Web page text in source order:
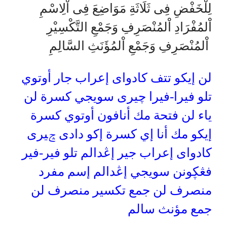
لِلْخَفْضِ فِى ثَلَاثَةِ مَوَاضِعَ فِى اْلِاسْمِ
اْلمُفْرَادِ اْلمُنْصَرِفِ وَجَمْعِ التَّكْسِيْرِ
لن إيكو تتف كادواى إعراب جار أوتوي
تلو فيرا-فيرا چيرى سويجي كسرة لن
ياء لن فتحة مك أنافون أوتوي كسرة
إيكو مك أنا إي كسرة إكو دادى ݘيرى
كادواى إعراب جير إڠدالم تلو فير-فير
فڠڮونن سويجي إڠدالم إسم مفرد
منصرف لن جمع تكسير منصرف لن
جمع مؤنث سالم